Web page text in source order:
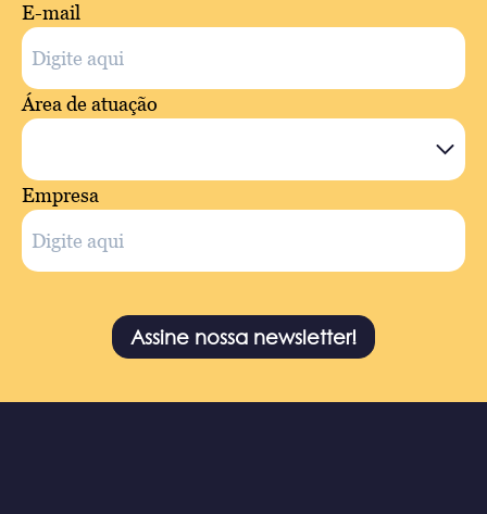
E-mail
Área de atuação
Empresa
Assine nossa newsletter!